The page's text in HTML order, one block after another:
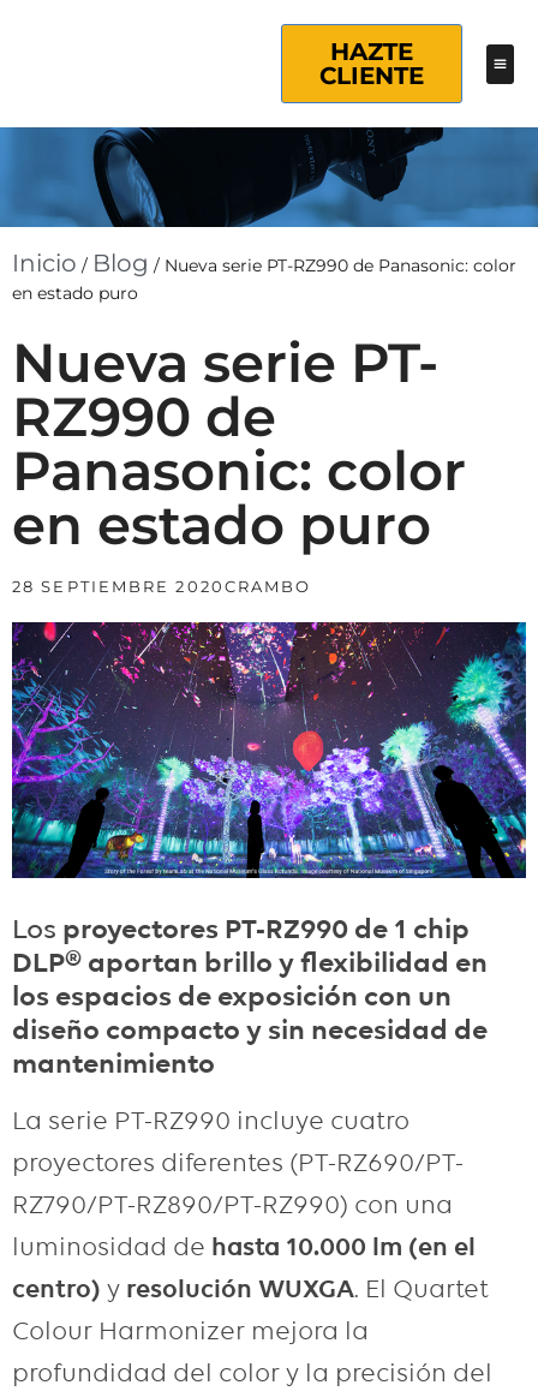
HAZTE
CLIENTE
Inicio / Blog / Nueva serie PT-RZ990 de Panasonic: color
en estado puro
Nueva serie PT-
RZ990 de
Panasonic: color
en estado puro
28 SEPTIEMBRE 2020CRAMBO
Los proyectores PT-RZ990 de 1 chip
DLP® aportan brillo y flexibilidad en
los espacios de exposición con un
diseño compacto y sin necesidad de
mantenimiento
La serie PT-RZ990 incluye cuatro
proyectores diferentes (PT-RZ690/PT-
RZ790/PT-RZ890/PT-RZ990) con una
luminosidad de hasta 10.000 lm (en el
centro) y resolución WUXGA. El Quartet
Colour Harmonizer mejora la
profundidad del color y la precisión del